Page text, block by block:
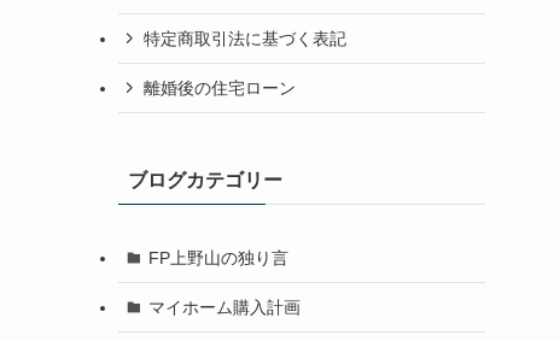
特定商取引法に基づく表記
離婚後の住宅ローン
ブログカテゴリー
FP上野山の独り言
マイホーム購入計画